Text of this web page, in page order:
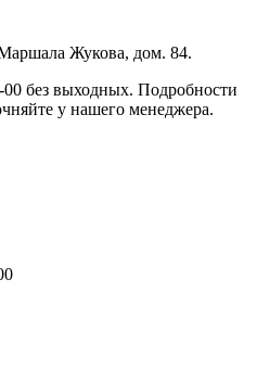
Жукова, дом. 84.
00 без выходных. Подробности
у нашего менеджера.